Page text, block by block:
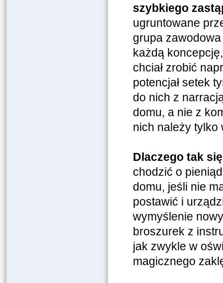
szybkiego
ugruntowane
grupa
każdą
chciał zrobić
potencjał setek
do nich z
domu, a nie z
nich należy tylko
Dlaczego tak
chodzić o
domu, jeśli nie
postawić i
wymyślenie
broszurek z
jak zwykle w
magicznego